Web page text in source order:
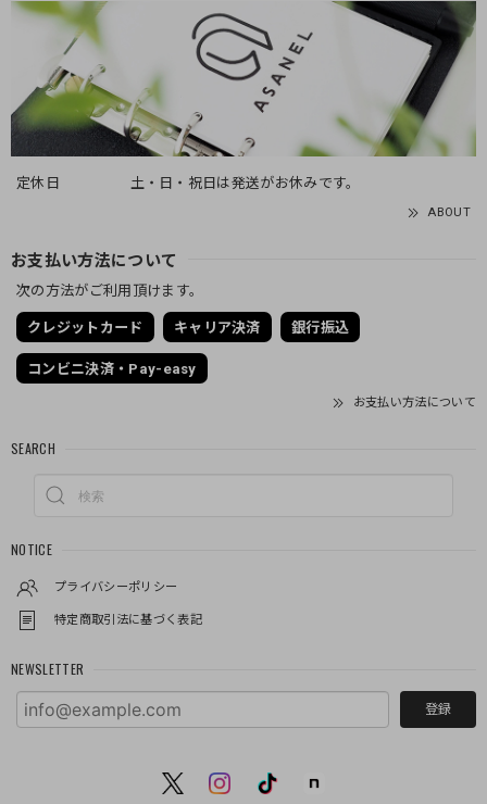
定休日 土・日・祝日は発送がお休みです。
ABOUT
お支払い方法について
次の方法がご利用頂けます。
クレジットカード キャリア決済 銀行振込
コンビニ決済・Pay-easy
お支払い方法について
SEARCH
NOTICE
プライバシーポリシー
特定商取引法に基づく表記
NEWSLETTER
登録